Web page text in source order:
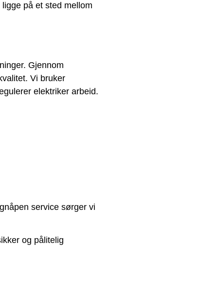
på et sted mellom
Gjennom
Vi bruker
elektriker arbeid.
service sørger vi
og pålitelig